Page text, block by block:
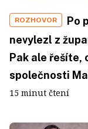
ROZHOVOR
Po
nevylezl z
Pak ale řešíte,
společnosti
15 minut čtení